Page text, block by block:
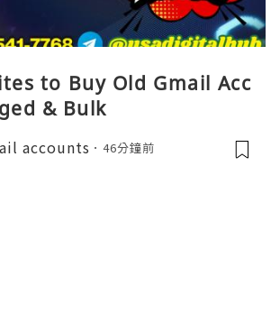
to Buy Old Gmail Acc
& Bulk
accounts 46分鐘前